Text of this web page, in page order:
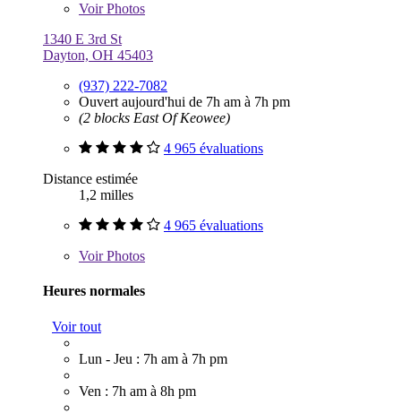
VoirPhotos
1340 E 3rd St
Dayton, OH 45403
(937) 222-7082
Ouvert aujourd'hui de 7h am à 7h pm
(2 blocks East Of Keowee)
4 965 évaluations
Distance estimée
1,2 milles
4 965 évaluations
VoirPhotos
Heures normales
Voir tout
Lun - Jeu : 7h am à 7h pm
Ven : 7h am à 8h pm